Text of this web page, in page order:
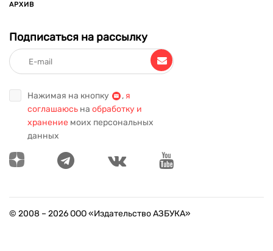
АРХИВ
Подписаться на рассылку
Нажимая на кнопку , я
соглашаюсь на обработку и
хранение моих персональных
данных
© 2008 – 2026ООО «Издательство АЗБУКА»